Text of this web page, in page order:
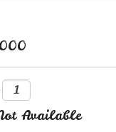
Available